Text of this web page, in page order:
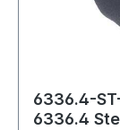
6336.4-
6336.4